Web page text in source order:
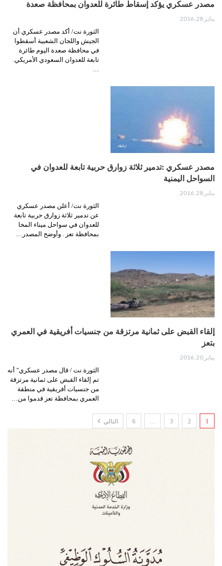
مصدر عسكري يؤكد إسقاط طائرة للعدوان بمحافظة صعدة
يناير 28, 2016
الثورة نت/ أكد مصدر عسكري أن
الجيش واللجان الشعبية أسقطوا
في محافظة صعدة اليوم طائرة
تابعة للعدوان السعودي الأمريكي.
…
مصدر عسكري :تدمير ثلاثة زوارق حربية تابعة للعدوان في
السواحل اليمنية
يناير 28, 2016
الثورة نت/ أعلن مصدر عسكري
عن تدمير ثلاثة زوارق حربية تابعة
للعدوان في سواحل ميناء المخا
بمحافظة تعز . وأوضح المصدر…
إلقاء القبض على ثمانية مرتزقة من جنسيات أفريقية في العمري
بتعز
يناير 20, 2016
الثورة نت / قال مصدر عسكري" أنه
تم إلقاء القبض على ثمانية مرتزقة
من جنسيات أفريقية في منطقة
العمري بمحافظة تعز قدموا من…
1
2
3
…
6 التالي